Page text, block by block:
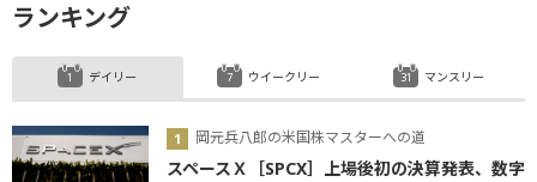
ランキング
デイリー
岡元兵八郎の米国株マスターへの道
スペースＸ［SPCX］上場後初の決算発表、数字
ウイークリー マンスリー